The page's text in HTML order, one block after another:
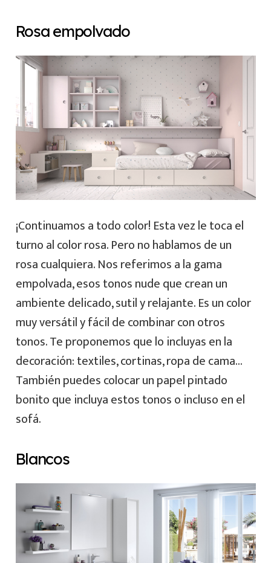
Rosa empolvado
¡Continuamos a todo color! Esta vez le toca el
turno al color rosa. Pero no hablamos de un
rosa cualquiera. Nos referimos a la gama
empolvada, esos tonos nude que crean un
ambiente delicado, sutil y relajante. Es un color
muy versátil y fácil de combinar con otros
tonos. Te proponemos que lo incluyas en la
decoración: textiles, cortinas, ropa de cama…
También puedes colocar un papel pintado
bonito que incluya estos tonos o incluso en el
sofá.
Blancos